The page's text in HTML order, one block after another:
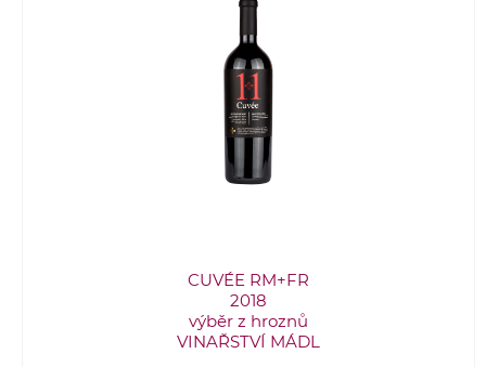
CUVÉE RM+FR
2018
výběr z hroznů
VINAŘSTVÍ MÁDL